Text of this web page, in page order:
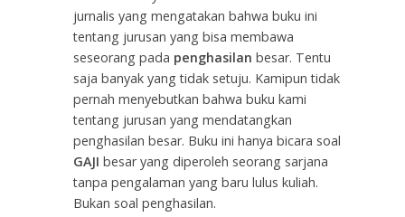
jurnalis yang mengatakan bahwa buku ini
tentang jurusan yang bisa membawa
seseorang pada penghasilan besar. Tentu
saja banyak yang tidak setuju. Kamipun tidak
pernah menyebutkan bahwa buku kami
tentang jurusan yang mendatangkan
penghasilan besar. Buku ini hanya bicara soal
GAJI besar yang diperoleh seorang sarjana
tanpa pengalaman yang baru lulus kuliah.
Bukan soal penghasilan.